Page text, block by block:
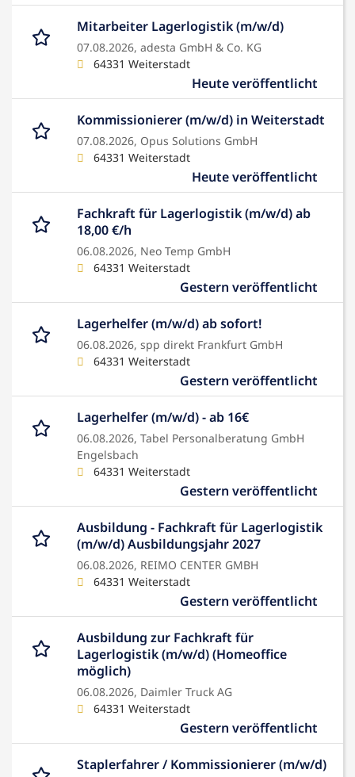
Mitarbeiter Lagerlogistik (m/w/d)
07.08.2026, adesta GmbH & Co. KG
64331 Weiterstadt
Heute veröffentlicht
Kommissionierer (m/w/d) in Weiterstadt
07.08.2026, Opus Solutions GmbH
64331 Weiterstadt
Heute veröffentlicht
Fachkraft für Lagerlogistik (m/w/d) ab
18,00 €/h
06.08.2026, Neo Temp GmbH
64331 Weiterstadt
Gestern veröffentlicht
Lagerhelfer (m/w/d) ab sofort!
06.08.2026, spp direkt Frankfurt GmbH
64331 Weiterstadt
Gestern veröffentlicht
Lagerhelfer (m/w/d) - ab 16€
06.08.2026, Tabel Personalberatung GmbH
Engelsbach
64331 Weiterstadt
Gestern veröffentlicht
Ausbildung - Fachkraft für Lagerlogistik
(m/w/d) Ausbildungsjahr 2027
06.08.2026, REIMO CENTER GMBH
64331 Weiterstadt
Gestern veröffentlicht
Ausbildung zur Fachkraft für
Lagerlogistik (m/w/d) (Homeoffice
möglich)
06.08.2026, Daimler Truck AG
64331 Weiterstadt
Gestern veröffentlicht
Staplerfahrer / Kommissionierer (m/w/d)